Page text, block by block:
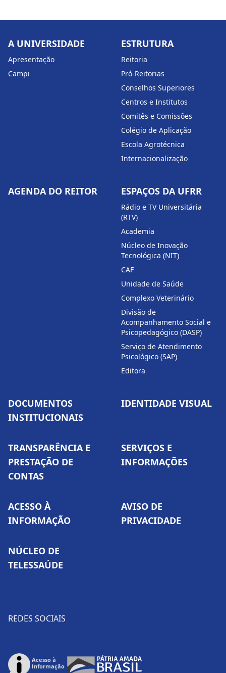
A UNIVERSIDADE
Apresentação
Campi
ESTRUTURA
Reitoria
Pró-Reitorias
Conselhos Superiores
Centros e Institutos
Comitês e Comissões
Colégio de Aplicação
Escola Agrotécnica
Internacionalização
AGENDA DO REITOR ESPAÇOS DA UFRR
Rádio e TV Universitária
(RTV)
Academia
Núcleo de Inovação
Tecnológica (NIT)
CAF
Unidade de Saúde
Complexo Veterinário
Divisão de
Acompanhamento Social e
Psicopedagógico (DASP)
Serviço de Atendimento
Psicológico (SAP)
Editora
DOCUMENTOS
INSTITUCIONAIS
IDENTIDADE VISUAL
TRANSPARÊNCIA E
PRESTAÇÃO DE
CONTAS
SERVIÇOS E
INFORMAÇÕES
ACESSO À
INFORMAÇÃO
AVISO DE
PRIVACIDADE
NÚCLEO DE
TELESSAÚDE
REDES SOCIAIS